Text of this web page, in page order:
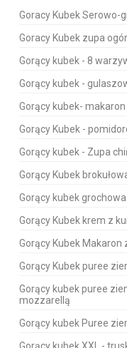
Goracy Kubek Serowo-
Goracy Kubek zupa
Gorący kubek - 8
Gorący kubek -
Gorący kubek-
Gorący Kubek -
Gorący kubek - Zupa
Gorący Kubek
Gorący kubek
Gorący Kubek krem z
Gorący Kubek
Gorący Kubek puree
Gorący kubek puree
mozzarellą
Gorący kubek Puree